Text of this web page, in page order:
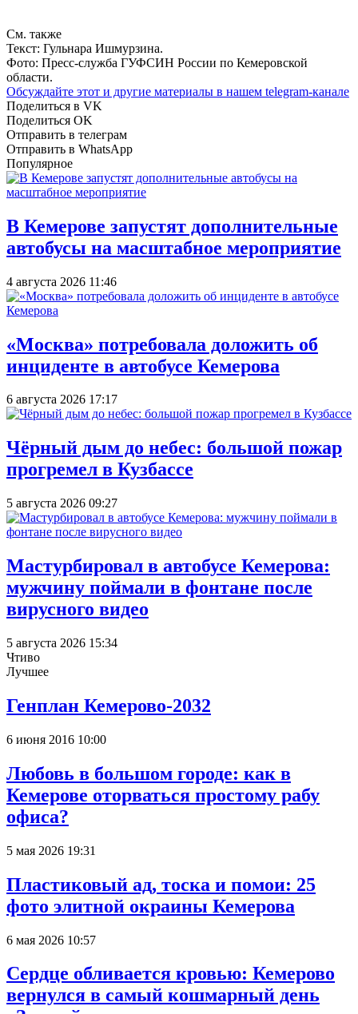
См. также
Текст: Гульнара Ишмурзина.
Фото: Пресс-служба ГУФСИН России по Кемеровской
области.
Обсуждайте этот и другие материалы в нашем telegram-канале
Поделиться в VK
Поделиться OK
Отправить в телеграм
Отправить в WhatsApp
Популярное
В Кемерове запустят дополнительные
автобусы на масштабное мероприятие
4 августа 2026 11:46
«Москва» потребовала доложить об
инциденте в автобусе Кемерова
6 августа 2026 17:17
Чёрный дым до небес: большой пожар
прогремел в Кузбассе
5 августа 2026 09:27
Мастурбировал в автобусе Кемерова:
мужчину поймали в фонтане после
вирусного видео
5 августа 2026 15:34
Чтиво
Лучшее
Генплан Кемерово-2032
6 июня 2016 10:00
Любовь в большом городе: как в
Кемерове оторваться простому рабу
офиса?
5 мая 2026 19:31
Пластиковый ад, тоска и помои: 25
фото элитной окраины Кемерова
6 мая 2026 10:57
Сердце обливается кровью: Кемерово
вернулся в самый кошмарный день